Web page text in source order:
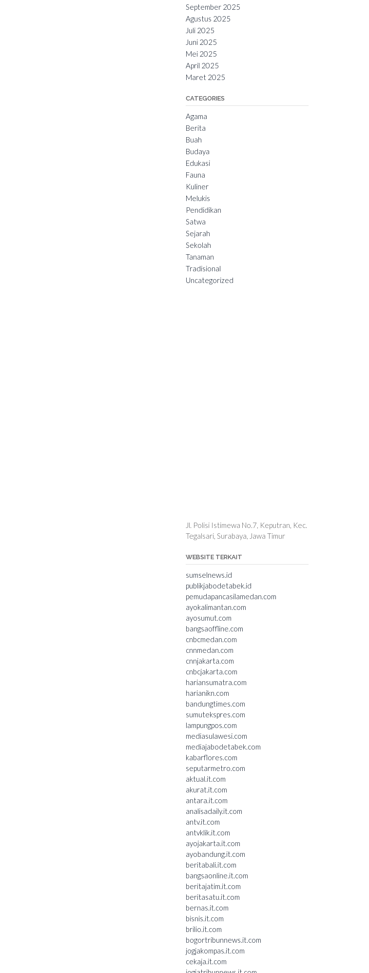
September 2025
Agustus 2025
Juli 2025
Juni 2025
Mei 2025
April 2025
Maret 2025
CATEGORIES
Agama
Berita
Buah
Budaya
Edukasi
Fauna
Kuliner
Melukis
Pendidikan
Satwa
Sejarah
Sekolah
Tanaman
Tradisional
Uncategorized
Jl. Polisi Istimewa No.7, Keputran, Kec.
Tegalsari, Surabaya, Jawa Timur
WEBSITE TERKAIT
sumselnews.id
publikjabodetabek.id
pemudapancasilamedan.com
ayokalimantan.com
ayosumut.com
bangsaoffline.com
cnbcmedan.com
cnnmedan.com
cnnjakarta.com
cnbcjakarta.com
hariansumatra.com
harianikn.com
bandungtimes.com
sumutekspres.com
lampungpos.com
mediasulawesi.com
mediajabodetabek.com
kabarflores.com
seputarmetro.com
aktual.it.com
akurat.it.com
antara.it.com
analisadaily.it.com
antv.it.com
antvklik.it.com
ayojakarta.it.com
ayobandung.it.com
beritabali.it.com
bangsaonline.it.com
beritajatim.it.com
beritasatu.it.com
bernas.it.com
bisnis.it.com
brilio.it.com
bogortribunnews.it.com
jogjakompas.it.com
cekaja.it.com